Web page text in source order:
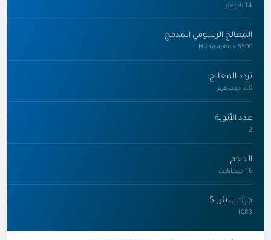
14 نانومتر
المعالج الرسومي المدمج
HD Graphics 5500
تردد المعالج
2.0 جيجاهرتز
عدد الأنوية
الحجم
16 جيجابايت
جيك بنش 5
1083